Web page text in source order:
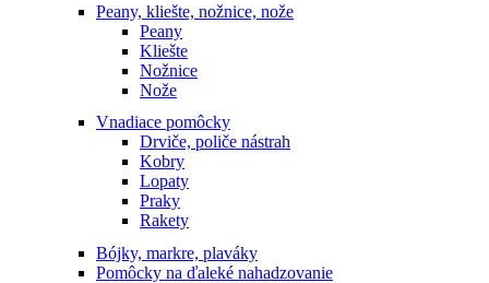
Peany, kliešte, nožnice, nože
Peany
Kliešte
Nožnice
Nože
Vnadiace pomôcky
Drviče, poliče nástrah
Kobry
Lopaty
Praky
Rakety
Bójky, markre, plaváky
Pomôcky na ďaleké nahadzovanie